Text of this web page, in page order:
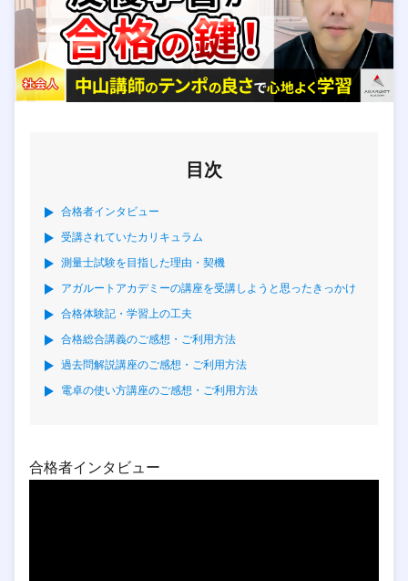
目次
合格者インタビュー
受講されていたカリキュラム
測量士試験を目指した理由・契機
アガルートアカデミーの講座を受講しようと思ったきっかけ
合格体験記・学習上の工夫
合格総合講義のご感想・ご利用方法
過去問解説講座のご感想・ご利用方法
電卓の使い方講座のご感想・ご利用方法
合格者インタビュー